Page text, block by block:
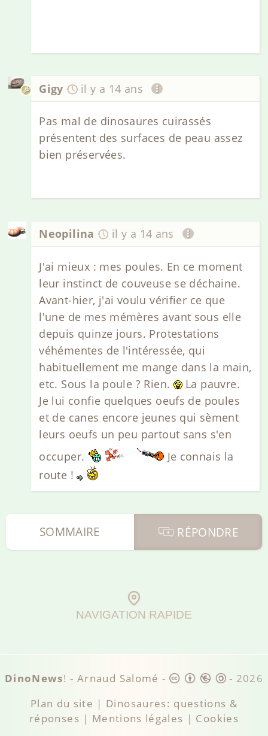
Gigy il y a 14 ans
Pas mal de dinosaures cuirassés
présentent des surfaces de peau assez
bien préservées.
Neopilina il y a 14 ans
J'ai mieux : mes poules. En ce moment
leur instinct de couveuse se déchaine.
Avant-hier, j'ai voulu vérifier ce que
l'une de mes mémères avant sous elle
depuis quinze jours. Protestations
véhémentes de l'intéressée, qui
habituellement me mange dans la main,
etc. Sous la poule ? Rien.
La pauvre.
Je lui confie quelques oeufs de poules
et de canes encore jeunes qui sèment
leurs oeufs un peu partout sans s'en
occuper.
Je connais la
route !
RÉPONDRE
SOMMAIRE
NAVIGATION RAPIDE
DinoNews! -Arnaud Salomé - - 2026
Plan du site | Dinosaures: questions &
réponses | Mentions légales | Cookies